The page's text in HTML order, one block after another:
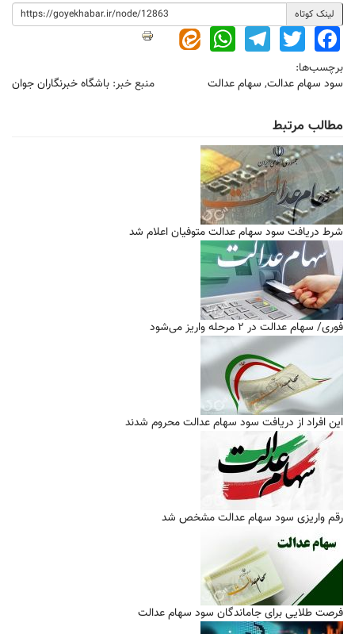
لینک کوتاه
Facebook
Twitter
Telegram
WhatsApp
برچسب‌ها:
سود سهام عدالت, سهام عدالت منبع خبر: باشگاه خبرنگاران جوان
مطالب مرتبط
شرط دریافت سود سهام عدالت متوفیان اعلام شد
فوری/ سهام عدالت در ۲ مرحله واریز می‌شود
این افراد از دریافت سود سهام عدالت محروم شدند
رقم واریزی سود سهام عدالت مشخص شد
فرصت طلایی برای جاماندگان سود سهام عدالت